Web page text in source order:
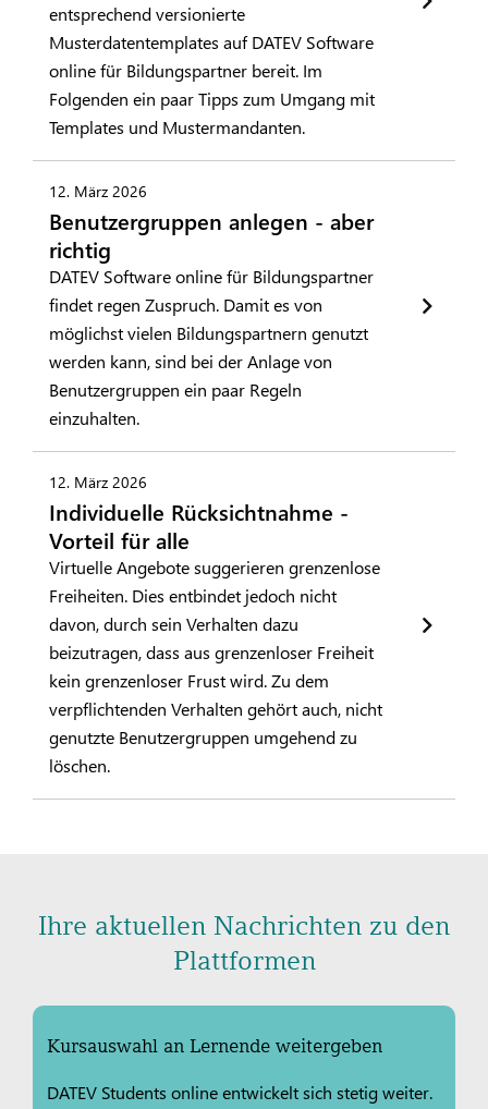
entsprechend versionierte
Musterdatentemplates auf DATEV Software
online für Bildungspartner bereit. Im
Folgenden ein paar Tipps zum Umgang mit
Templates und Mustermandanten.
12. März 2026
Benutzergruppen anlegen - aber
richtig
DATEV Software online für Bildungspartner
findet regen Zuspruch. Damit es von
möglichst vielen Bildungspartnern genutzt
werden kann, sind bei der Anlage von
Benutzergruppen ein paar Regeln
einzuhalten.
12. März 2026
Individuelle Rücksichtnahme -
Vorteil für alle
Virtuelle Angebote suggerieren grenzenlose
Freiheiten. Dies entbindet jedoch nicht
davon, durch sein Verhalten dazu
beizutragen, dass aus grenzenloser Freiheit
kein grenzenloser Frust wird. Zu dem
verpflichtenden Verhalten gehört auch, nicht
genutzte Benutzergruppen umgehend zu
löschen.
Ihre aktuellen Nachrichten zu den
Plattformen
Kursauswahl an Lernende weitergeben
DATEV Students online entwickelt sich stetig weiter.